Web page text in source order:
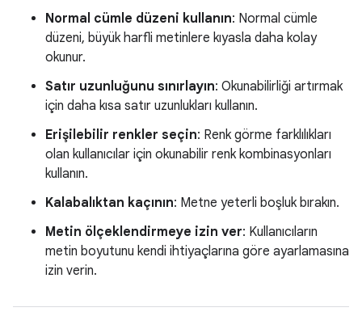
Normal cümle düzeni kullanın: Normal cümle
düzeni, büyük harfli metinlere kıyasla daha kolay
okunur.
Satır uzunluğunu sınırlayın: Okunabilirliği artırmak
için daha kısa satır uzunlukları kullanın.
Erişilebilir renkler seçin: Renk görme farklılıkları
olan kullanıcılar için okunabilir renk kombinasyonları
kullanın.
Kalabalıktan kaçının: Metne yeterli boşluk bırakın.
Metin ölçeklendirmeye izin ver: Kullanıcıların
metin boyutunu kendi ihtiyaçlarına göre ayarlamasına
izin verin.